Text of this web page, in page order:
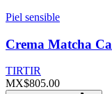
Piel sensible
Crema Matcha
TIRTIR
MX$805.00